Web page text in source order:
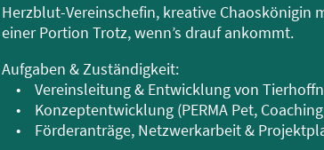
Herzblut-Vereinschefin, kreative Chaoskönigin
einer Portion Trotz, wenn’s drauf ankommt.
Aufgaben & Zuständigkeit:
• Vereinsleitung & Entwicklung von
• Konzeptentwicklung (PERMA Pet,
• Förderanträge, Netzwerkarbeit &